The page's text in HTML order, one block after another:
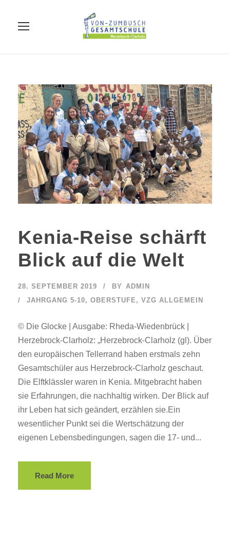
Kenia-Reise schärft
Blick auf die Welt
28. SEPTEMBER 2019 BY
ADMIN
JAHRGANG 5-10, OBERSTUFE , VZG ALLGEMEIN
© Die Glocke | Ausgabe: Rheda-Wiedenbrück |
Herzebrock-Clarholz: „Herzebrock-Clarholz (gl). Über
den europäischen Tellerrand haben erstmals zehn
Gesamtschüler aus Herzebrock-Clarholz geschaut.
Die Elftklässler waren in Kenia. Mitgebracht haben
sie Erfahrungen, die nachhaltig wirken. Der Blick auf
ihr Leben hat sich geändert, erzählen sie.Ein
wesentlicher Punkt sei die Wertschätzung der
eigenen Lebensbedingungen, sagen die 17- und...
Read More